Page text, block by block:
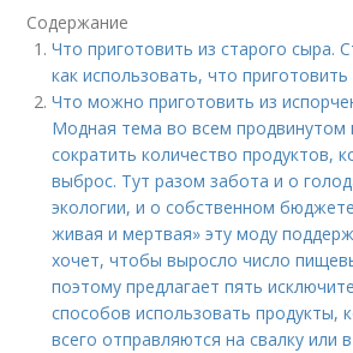
Содержание
Что приготовить из старого сыра.
как использовать, что приготовить
Что можно приготовить из
Модная тема во всем продвинутом
сократить количество продуктов,
выброс. Тут разом забота и о
экологии, и о собственном
живая и мертвая» эту моду
хочет, чтобы выросло число
поэтому предлагает пять
способов использовать продукты,
всего отправляются на свалку или